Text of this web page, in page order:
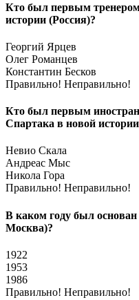
Кто был первым
истории (Россия)?
Георгий Ярцев
Олег Романцев
Константин Бесков
Правильно! Неправильно!
Кто был первым
Спартака в новой
Невио Скала
Андреас Мыс
Никола Гора
Правильно! Неправильно!
В каком году был
Москва)?
1922
1953
1986
Правильно! Неправильно!